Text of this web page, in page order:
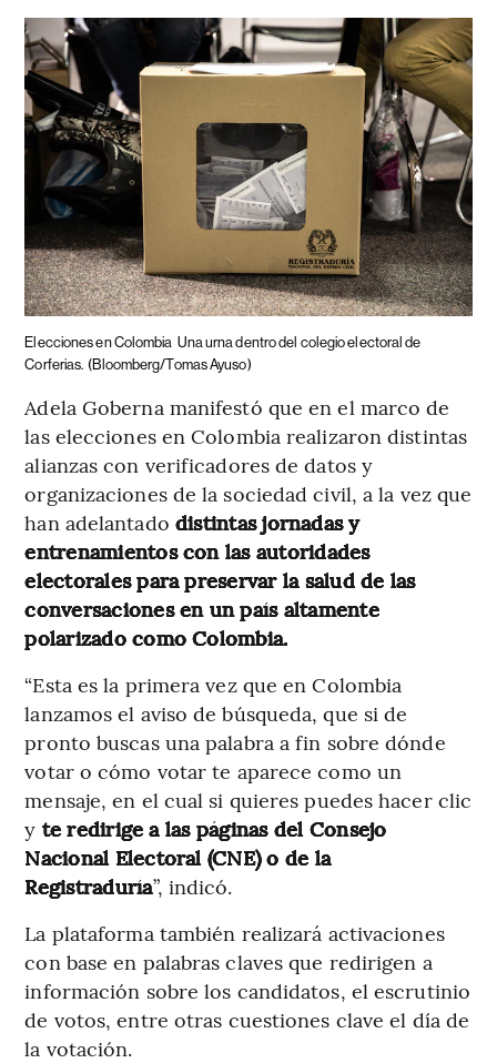
Elecciones en Colombia Una urna dentro del colegio electoral de
Corferias. (Bloomberg/Tomas Ayuso)
Adela Goberna manifestó que en el marco de
las elecciones en Colombia realizaron distintas
alianzas con verificadores de datos y
organizaciones de la sociedad civil, a la vez que
han adelantado distintas jornadas y
entrenamientos con las autoridades
electorales para preservar la salud de las
conversaciones en un país altamente
polarizado como Colombia.
“Esta es la primera vez que en Colombia
lanzamos el aviso de búsqueda, que si de
pronto buscas una palabra a fin sobre dónde
votar o cómo votar te aparece como un
mensaje, en el cual si quieres puedes hacer clic
y te redirige a las páginas del Consejo
Nacional Electoral (CNE) o de la
Registraduría”, indicó.
La plataforma también realizará activaciones
con base en palabras claves que redirigen a
información sobre los candidatos, el escrutinio
de votos, entre otras cuestiones clave el día de
la votación.